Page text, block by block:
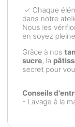
✓ Chaque
dans notre
Nous les
en soyez
Grâce à nos
sucre, la
secret pour
Conseils
- Lavage à la